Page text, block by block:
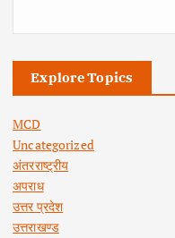
Explore Topics
MCD
Uncategorized
अंतरराष्ट्रीय
अपराध
उत्तर प्रदेश
उत्तराखण्ड